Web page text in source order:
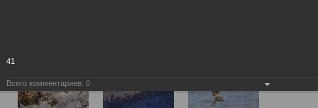
41
Всего комментариев: 0